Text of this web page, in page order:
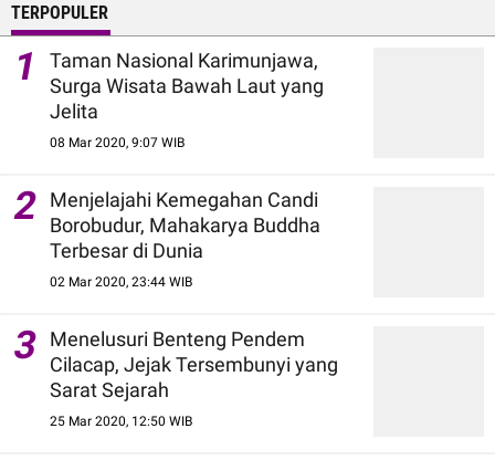
TERPOPULER
1
Taman Nasional Karimunjawa,
Surga Wisata Bawah Laut yang
Jelita
08 Mar 2020, 9:07 WIB
2
Menjelajahi Kemegahan Candi
Borobudur, Mahakarya Buddha
Terbesar di Dunia
02 Mar 2020, 23:44 WIB
3
Menelusuri Benteng Pendem
Cilacap, Jejak Tersembunyi yang
Sarat Sejarah
25 Mar 2020, 12:50 WIB